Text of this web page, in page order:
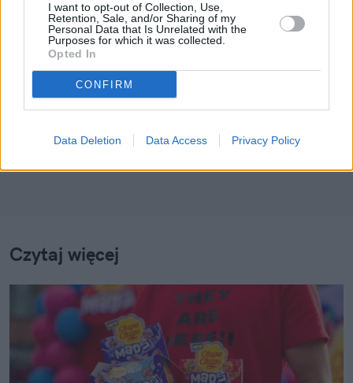
I want to opt-out of Collection, Use,
Retention, Sale, and/or Sharing of my
Personal Data that Is Unrelated with the
Purposes for which it was collected.
Opted In
CONFIRM
Data Deletion Data Access Privacy Policy
Klaudia Zawistowska
Obserwuj
Napisz do mnie:
klaudia.zawistowska@natemat.pl
Czytaj więcej